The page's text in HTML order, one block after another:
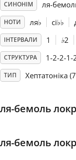
Français
한국어
СИНОНІМ ля-
НОТИ ля♭ сі♭♭
ІНТЕРВАЛИ 1 ♭2
СТРУКТУРА 1-2-2-1-
ТИП Хептатоніка
ля-бемоль
ля-бемоль